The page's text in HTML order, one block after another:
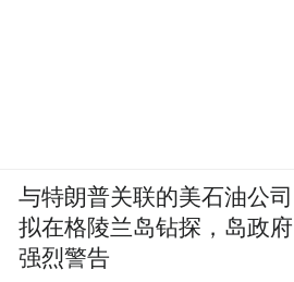
与特朗普关联的美石油公司
拟在格陵兰岛钻探，岛政府
强烈警告